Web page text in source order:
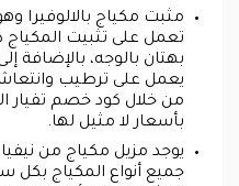
مثبت مكياج بالالوفيرا
تعمل على تثبيت
بهتان بالوجه، بالإضافة
يعمل على ترطيب
من خلال كود خصم تفيار
بأسعار لا مثيل لها.
يوجد مزيل مكياج من
جميع أنواع المكياج